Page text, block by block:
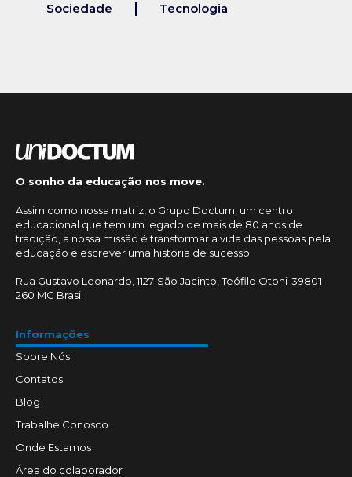
Sociedade Tecnologia
O sonho da educação nos move.
Assim como nossa matriz, o Grupo Doctum, um centro
educacional que tem um legado de mais de 80 anos de
tradição, a nossa missão é transformar a vida das pessoas pela
educação e escrever uma história de sucesso.
Rua Gustavo Leonardo, 1127-São Jacinto, Teófilo Otoni-39801-
260 MG Brasil
Informações
Sobre Nós
Contatos
Blog
Trabalhe Conosco
Onde Estamos
Área do colaborador